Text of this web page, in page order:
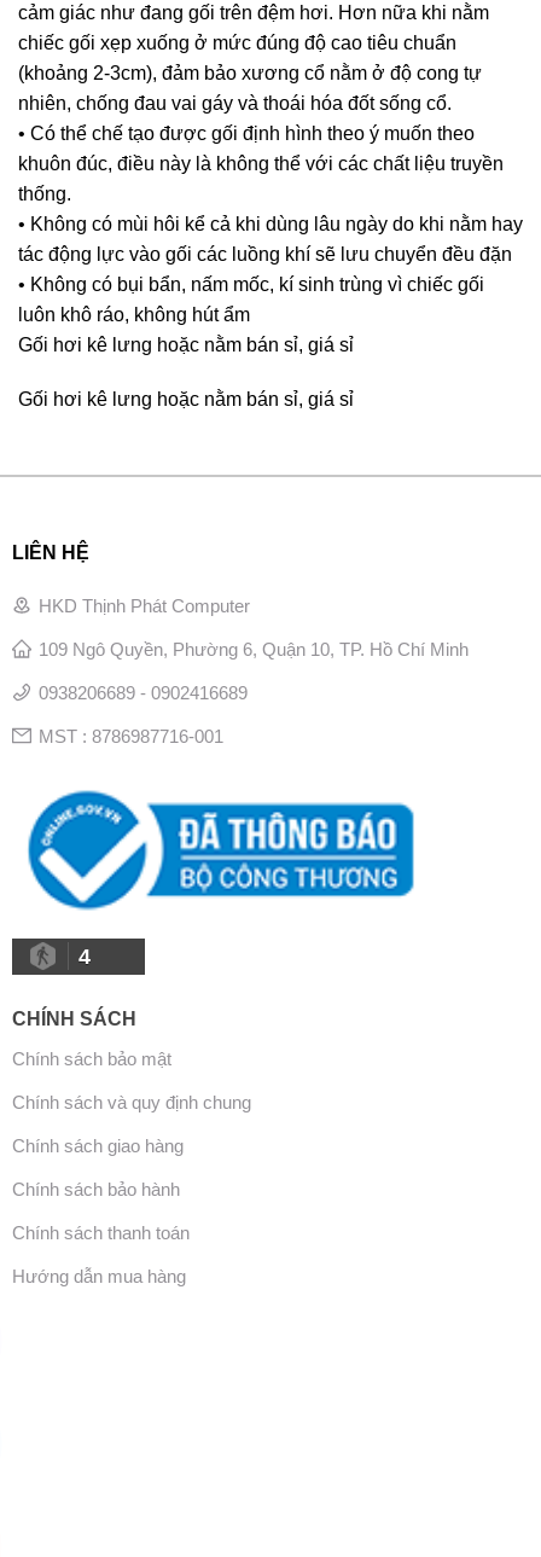
cảm giác như đang gối trên đệm hơi. Hơn nữa khi nằm
chiếc gối xẹp xuống ở mức đúng độ cao tiêu chuẩn
(khoảng 2-3cm), đảm bảo xương cổ nằm ở độ cong tự
nhiên, chống đau vai gáy và thoái hóa đốt sống cổ.
• Có thể chế tạo được gối định hình theo ý muốn theo
khuôn đúc, điều này là không thể với các chất liệu truyền
thống.
• Không có mùi hôi kể cả khi dùng lâu ngày do khi nằm hay
tác động lực vào gối các luồng khí sẽ lưu chuyển đều đặn
• Không có bụi bẩn, nấm mốc, kí sinh trùng vì chiếc gối
luôn khô ráo, không hút ẩm
Gối hơi kê lưng hoặc nằm bán sỉ, giá sỉ
Gối hơi kê lưng hoặc nằm bán sỉ, giá sỉ
LIÊN HỆ
HKD Thịnh Phát Computer
109 Ngô Quyền, Phường 6, Quận 10, TP. Hồ Chí Minh
0938206689 - 0902416689
MST : 8786987716-001
4
CHÍNH SÁCH
Chính sách bảo mật
Chính sách và quy định chung
Chính sách giao hàng
Chính sách bảo hành
Chính sách thanh toán
Hướng dẫn mua hàng